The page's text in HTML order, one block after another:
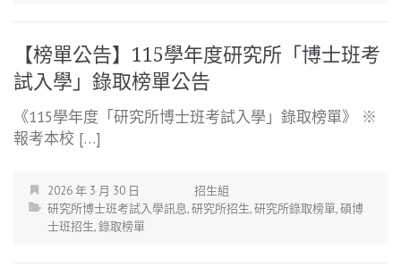
【榜單公告】115學年度研究所「博士班考
試入學」錄取榜單公告
《115學年度「研究所博士班考試入學」錄取榜單》 ※
報考本校 […]
2026 年 3 月 30 日
招生組
研究所博士班考試入學訊息,研究所招生,研究所錄取榜單,碩博
士班招生,錄取榜單